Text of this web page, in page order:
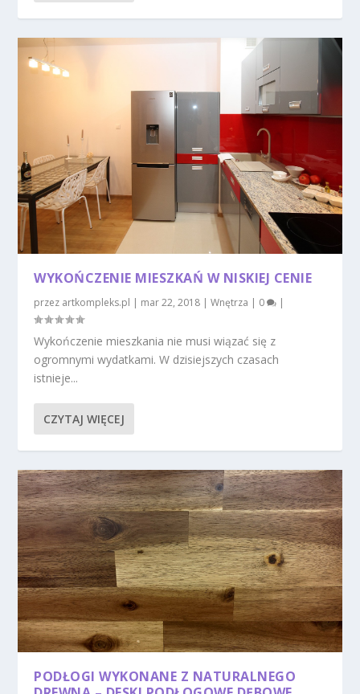
WYKOŃCZENIE MIESZKAŃ W NISKIEJ CENIE
przez artkompleks.pl | mar 22, 2018 |Wnętrza | 0 |
Wykończenie mieszkania nie musi wiązać się z
ogromnymi wydatkami. W dzisiejszych czasach
istnieje...
CZYTAJ WIĘCEJ
PODŁOGI WYKONANE Z NATURALNEGO